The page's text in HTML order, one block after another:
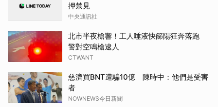
押禁見
中央通訊社
北市半夜槍響！工人唾液快篩陽狂奔落跑
警對空鳴槍逮人
CTWANT
慈濟買BNT遭騙10億 陳時中：他們是受害
者
NOWNEWS今日新聞